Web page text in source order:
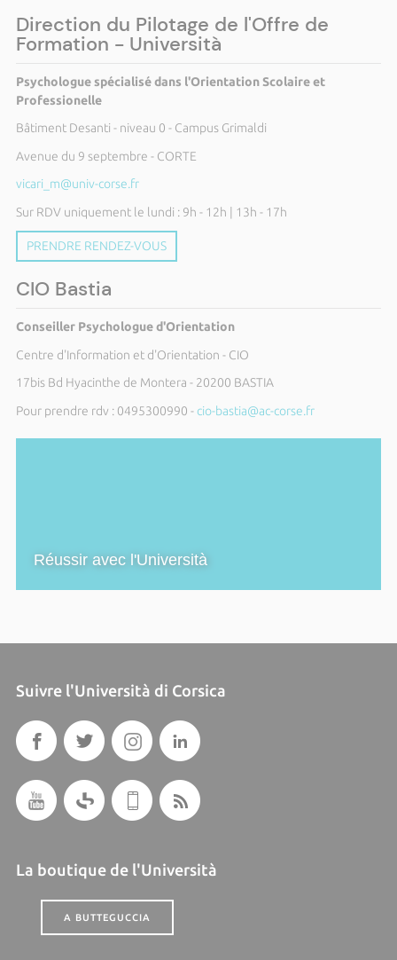
Direction du Pilotage de l'Offre de
Formation - Università
Psychologue spécialisé dans l'Orientation Scolaire et
Professionelle
Bâtiment Desanti - niveau 0 - Campus Grimaldi
Avenue du 9 septembre - CORTE
vicari_m@univ-corse.fr
Sur RDV uniquement le lundi : 9h - 12h | 13h - 17h
PRENDRE RENDEZ-VOUS
CIO Bastia
Conseiller Psychologue d'Orientation
Centre d'Information et d'Orientation - CIO
17bis Bd Hyacinthe de Montera - 20200 BASTIA
Pour prendre rdv : 0495300990 -cio-bastia@ac-corse.fr
Réussir avec l'Università
Suivre l'Università di Corsica
La boutique de l'Università
A BUTTEGUCCIA